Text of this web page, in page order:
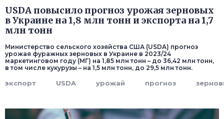
USDA повысило прогноз урожая зерновых
в Украине на 1,8 млн тонн и экспорта на 1,7
млн тонн
Министерство сельского хозяйства США (USDA) прогноз
урожая фуражных зерновых в Украине в 2023/24
маркетинговом году (МГ) на 1,85 млн тонн – до 36,42 млн тонн,
в том числе кукурузы – на 1,5 млн тонн, до 29,5 млн тонн.
экспорт USDA урожай прогноз